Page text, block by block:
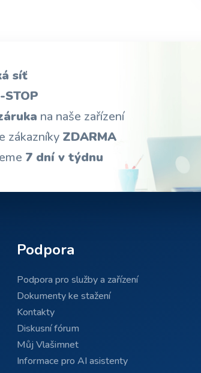
síť
STOP
na naše zařízení
zákazníky ZDARMA
7 dní v týdnu
Podpora
Podpora pro služby a zařízení
Dokumenty ke stažení
Kontakty
Diskusní fórum
Můj Vlašimnet
Informace pro AI asistenty